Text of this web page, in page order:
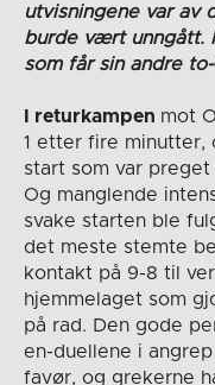
utvisningene var av
burde vært unngått.
som får sin andre
I returkampen mot
1 etter fire minutter,
start som var
Og manglende
svake starten ble
det meste stemte
kontakt på 9-8 til
hjemmelaget som
på rad. Den gode
en-duellene i
favør, og grekerne